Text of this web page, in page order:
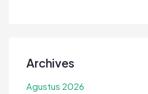
Archives
Agustus 2026